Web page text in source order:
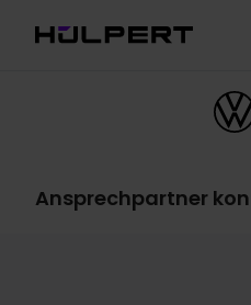
Ansprechpartner